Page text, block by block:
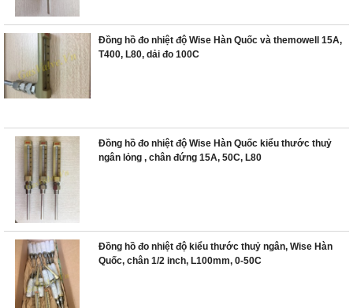
Đồng hồ đo nhiệt độ Wise Hàn Quốc và themowell 15A,
T400, L80, dải đo 100C
Đồng hồ đo nhiệt độ Wise Hàn Quốc kiểu thước thuỷ
ngân lỏng , chân đứng 15A, 50C, L80
Đồng hồ đo nhiệt độ kiểu thước thuỷ ngân, Wise Hàn
Quốc, chân 1/2 inch, L100mm, 0-50C